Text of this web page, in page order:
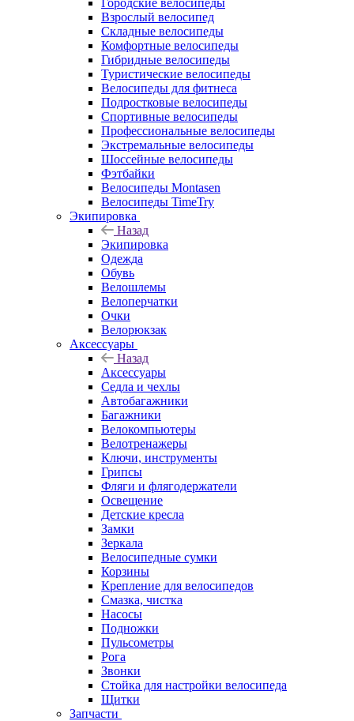
Городские велосипеды
Взрослый велосипед
Складные велосипеды
Комфортные велосипеды
Гибридные велосипеды
Туристические велосипеды
Велосипеды для фитнеса
Подростковые велосипеды
Спортивные велосипеды
Профессиональные велосипеды
Экстремальные велосипеды
Шоссейные велосипеды
Фэтбайки
Велосипеды Montasen
Велосипеды TimeTry
Экипировка
Назад
Экипировка
Одежда
Обувь
Велошлемы
Велоперчатки
Очки
Велорюкзак
Аксессуары
Назад
Аксессуары
Седла и чехлы
Автобагажники
Багажники
Велокомпьютеры
Велотренажеры
Ключи, инструменты
Грипсы
Фляги и флягодержатели
Освещение
Детские кресла
Замки
Зеркала
Велосипедные сумки
Корзины
Крепление для велосипедов
Смазка, чистка
Насосы
Подножки
Пульсометры
Рога
Звонки
Стойка для настройки велосипеда
Щитки
Запчасти